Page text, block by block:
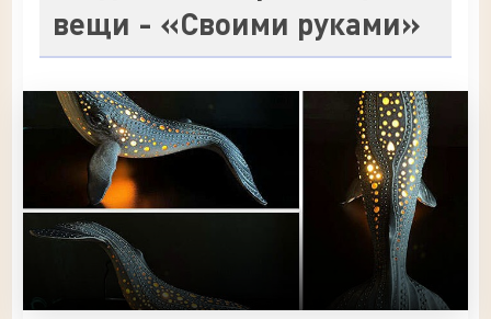
вещи - «Своими руками»